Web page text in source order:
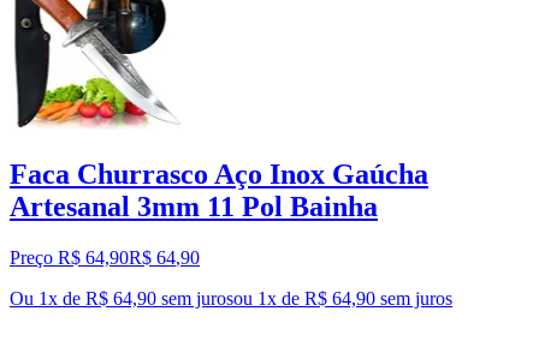
Faca Churrasco Aço Inox Gaúcha
Artesanal 3mm 11 Pol Bainha
Preço R$ 64,90R$ 64,90
Ou 1x de R$ 64,90 sem jurosou 1x de R$ 64,90 sem juros